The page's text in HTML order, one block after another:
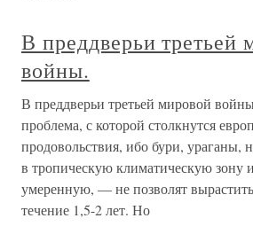
В преддверьи третьей
войны.
В преддверьи третьей мировой
проблема, с которой столкнутся
продовольствия, ибо бури, ураганы,
в тропическую климатическую зону
умеренную, — не позволят
течение 1,5-2 лет. Но